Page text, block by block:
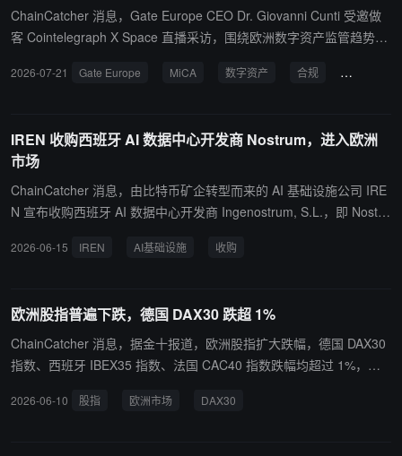
ChainCatcher 消息，Gate Europe CEO Dr. Giovanni Cunti 受邀做
客 Cointelegraph X Space 直播采访，围绕欧洲数字资产监管趋势、
vanni Cunti 表示，MiCA 的实施是推动欧洲市场统一化的重要一步，
晰、透明的规则环境下开展业务，尤其为机构投资者提供了更高程度
的安全感与信任基础。 在直播中，Dr. Giovanni Cunti 还介绍了 Gate
Europe 在欧洲区域的最新战略进展。他强调，Gate Europe 早在 20
21 年 MiCA 框架初期就已主动展开合规对接。依托 MiCA 与支付机
理的同时，持续扩展数字资产交易、理财及本地化服务，致力于为欧
Gate 已在欧洲、美国、日本、迪拜、澳大利亚、巴哈马等多个司法
辖区完成监管注册、牌照申请或获得授权与批准，持续推进全球合规
战略布局。未来，Gate 将坚持合规与创新并行，持续提升全球化服
效、值得信赖的产品与服务。
2026-07-21 Gate Europe MiCA 数字资产 合规 市场发展
IREN 收购西班牙 AI 数据中心开发商 Nostrum，进入欧洲
市场
ChainCatcher 消息，由比特币矿企转型而来的 AI 基础设施公司 IRE
N 宣布收购西班牙 AI 数据中心开发商 Ingenostrum, S.L.，即 Nostru
ecured、并网电力资源，并带来一条位于西班牙的 AI 数据中心开发
场之一，而西班牙凭借丰富可再生能源和强光纤连接，是进入欧洲市
场的重要入口。此次收购也是 IREN 从纯比特币挖矿公司转型为全球
AI 与高性能计算基础设施供应商的最新动作。此前，IREN 刚宣布将
元 AI 云协议、与英伟达建立合作。消息发布后，IREN 股价周一上涨
2026-06-15 IREN AI基础设施 收购
欧洲股指普遍下跌，德国 DAX30 跌超 1%
ChainCatcher 消息，据金十报道，欧洲股指扩大跌幅，德国 DAX30
指数、西班牙 IBEX35 指数、法国 CAC40 指数跌幅均超过 1%，意
2026-06-10 股指 欧洲市场 DAX30